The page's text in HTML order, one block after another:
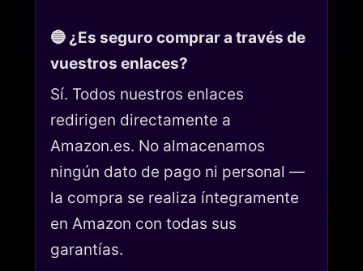
🔵 ¿Es seguro comprar a través de
vuestros enlaces?
Sí. Todos nuestros enlaces
redirigen directamente a
Amazon.es. No almacenamos
ningún dato de pago ni personal —
la compra se realiza íntegramente
en Amazon con todas sus
garantías.